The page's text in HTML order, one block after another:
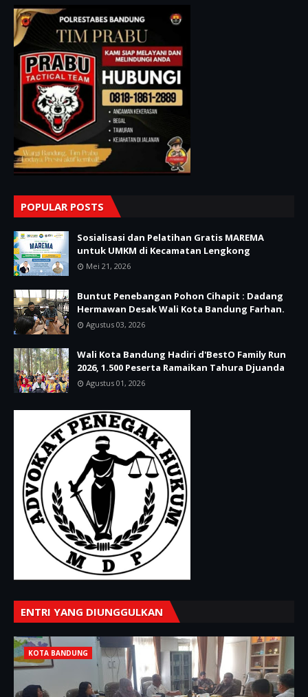
POPULAR POSTS
Sosialisasi dan Pelatihan Gratis MAREMA
untuk UMKM di Kecamatan Lengkong
Mei 21, 2026
Buntut Penebangan Pohon Cihapit : Dadang
Hermawan Desak Wali Kota Bandung Farhan.
Agustus 03, 2026
Wali Kota Bandung Hadiri d'BestO Family Run
2026, 1.500 Peserta Ramaikan Tahura Djuanda
Agustus 01, 2026
ENTRI YANG DIUNGGULKAN
KOTA BANDUNG